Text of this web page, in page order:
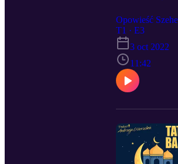
Opowieść
T1 · E3
3 oct 2022
11:42